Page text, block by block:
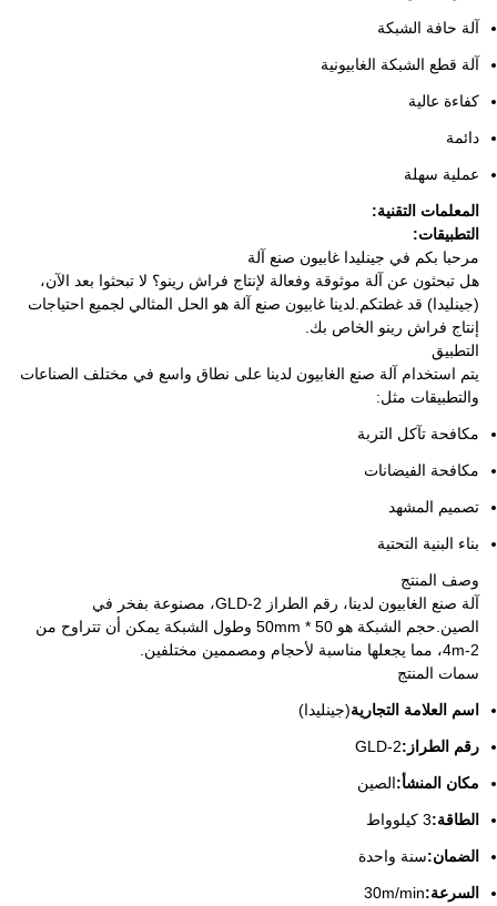
آلة حافة الشبكة
آلة قطع الشبكة الغابيونية
كفاءة عالية
دائمة
عملية سهلة
المعلمات التقنية:
التطبيقات:
مرحبا بكم في جينليدا غابيون صنع آلة
هل تبحثون عن آلة موثوقة وفعالة لإنتاج فراش رينو؟ لا تبحثوا بعد الآن،
(جينليدا) قد غطتكم.لدينا غابيون صنع آلة هو الحل المثالي لجميع احتياجات
إنتاج فراش رينو الخاص بك.
التطبيق
يتم استخدام آلة صنع الغابيون لدينا على نطاق واسع في مختلف الصناعات
والتطبيقات مثل:
مكافحة تآكل التربة
مكافحة الفيضانات
تصميم المشهد
بناء البنية التحتية
وصف المنتج
آلة صنع الغابيون لدينا، رقم الطراز GLD-2، مصنوعة بفخر في
الصين.حجم الشبكة هو 50 * 50mm وطول الشبكة يمكن أن تتراوح من
سمات المنتج
اسم العلامة التجارية(جينليدا)
رقم الطراز: GLD-2
مكان المنشأ:الصين
الطاقة:3 كيلوواط
الضمان:سنة واحدة
السرعة:30m/min